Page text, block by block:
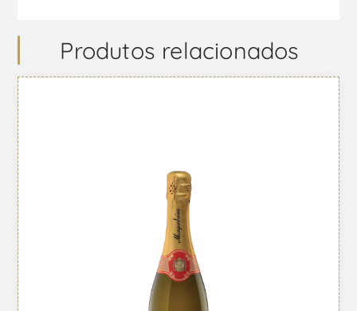
Produtos relacionados